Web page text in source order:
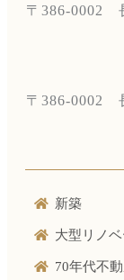
〒386-0002
〒386-0002
新築
大型リノ
70年代不